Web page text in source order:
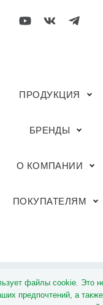
ПРОДУКЦИЯ
БРЕНДЫ
О КОМПАНИИ
ПОКУПАТЕЛЯМ
компаний
файлы cookie. Это
предпочтений, а